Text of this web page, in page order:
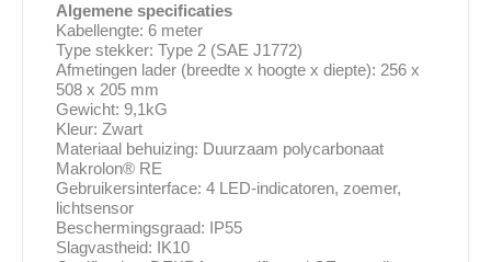
Algemene specificaties
Kabellengte: 6 meter
Type stekker: Type 2 (SAE J1772)
Afmetingen lader (breedte x hoogte x diepte): 256 x
508 x 205 mm
Gewicht: 9,1kG
Kleur: Zwart
Materiaal behuizing: Duurzaam polycarbonaat
Makrolon® RE
Gebruikersinterface: 4 LED-indicatoren, zoemer,
lichtsensor
Beschermingsgraad: IP55
Slagvastheid: IK10